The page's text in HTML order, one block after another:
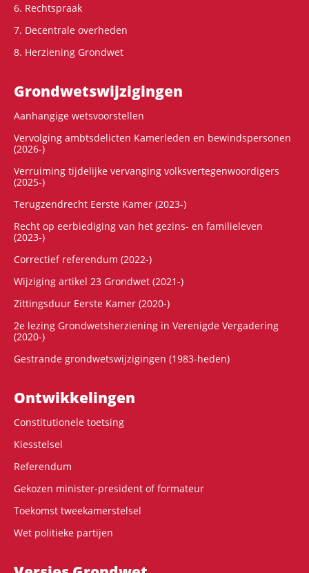
6. Rechtspraak
7. Decentrale overheden
8. Herziening Grondwet
Grondwets­wijzigingen
Aanhangige wetsvoorstellen
Vervolging ambtsdelicten Kamerleden en bewindspersonen
(2026-)
Verruiming tijdelijke vervanging volksvertegenwoordigers
(2025-)
Terugzendrecht Eerste Kamer (2023-)
Recht op eerbiediging van het gezins- en familieleven
(2023-)
Correctief referendum (2022-)
Wijziging artikel 23 Grondwet (2021-)
Zittingsduur Eerste Kamer (2020-)
2e lezing Grondwetsherziening in Verenigde Vergadering
(2020-)
Gestrande grondwetswijzigingen (1983-heden)
Ontwikke­lingen
Constitutionele toetsing
Kiesstelsel
Referendum
Gekozen minister-president of formateur
Toekomst tweekamerstelsel
Wet politieke partijen